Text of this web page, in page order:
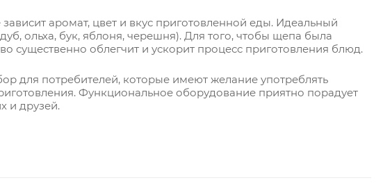
аромат, цвет и вкус приготовленной еды. Идеальный
ольха, бук, яблоня, черешня). Для того, чтобы щепа была
существенно облегчит и ускорит процесс приготовления блюд.
для потребителей, которые имеют желание употреблять
Функциональное оборудование приятно порадует
и друзей.